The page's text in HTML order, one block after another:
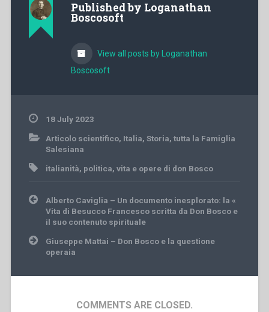
Published by Loganathan
Boscosoft
View all posts by Loganathan
Boscosoft
18 July 2023
Articolo scientifico, Italia, Storia, tutta la Famiglia
Salesiana
italianità, politica, vita e opere di don Bosco
Post
navigation
Alberto Caviglia – Un documento inesplorato: la «
Vita di Besucco Francesco scritta da Don Bosco e
il suo contenuto spirituale
Giuseppe Mattai – Don Bosco e la questione
operaia
COMMENTS ARE CLOSED.